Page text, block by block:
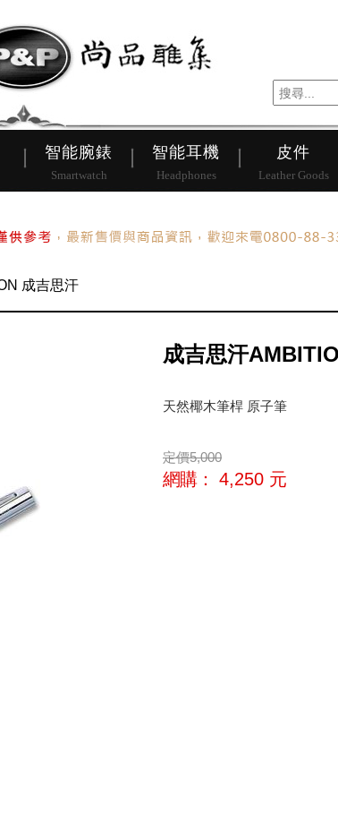
智能腕錶
Smartwatch
智能耳機
Headphones
皮件
Leather Goods
李箱 後背包
成吉思汗
成吉思汗
天然椰木筆桿 原子筆
定價5,000
網購： 4,250 元